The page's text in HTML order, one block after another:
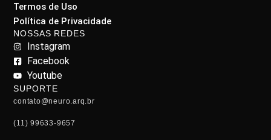
Termos de Uso
Política de Privacidade
NOSSAS REDES
Instagram
Facebook
Youtube
SUPORTE
contato@neuro.arq.br
(11) 99633-9657